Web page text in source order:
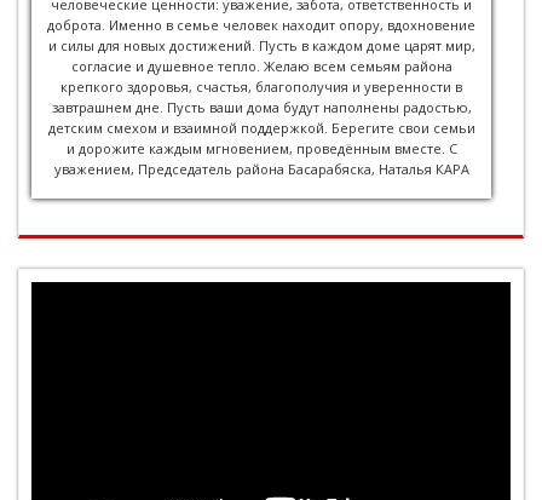
человеческие ценности: уважение, забота, ответственность и
доброта. Именно в семье человек находит опору, вдохновение
и силы для новых достижений. Пусть в каждом доме царят мир,
согласие и душевное тепло. Желаю всем семьям района
крепкого здоровья, счастья, благополучия и уверенности в
завтрашнем дне. Пусть ваши дома будут наполнены радостью,
детским смехом и взаимной поддержкой. Берегите свои семьи
и дорожите каждым мгновением, проведённым вместе. С
уважением, Председатель района Басарабяска, Наталья КАРА